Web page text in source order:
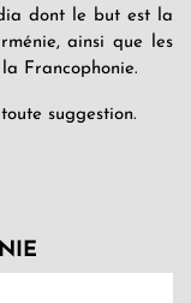
dont le but est la
ainsi que les
Francophonie.
suggestion.